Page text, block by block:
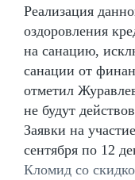
Реализация
оздоровления
на санацию,
санации от
отметил
не будут
Заявки на
сентября по 12
Кломид со